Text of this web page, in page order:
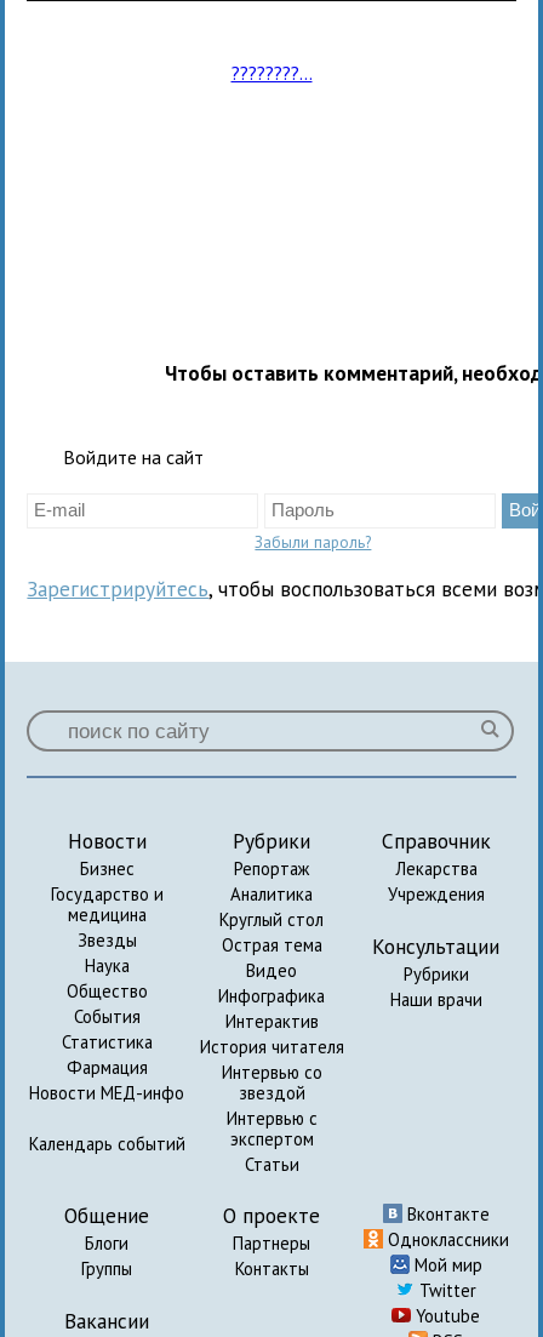
????????...
Чтобы оставить комментарий,
Войдите на сайт
Забыли пароль?
Зарегистрируйтесь, чтобы воспользоваться всеми
Новости
Бизнес
Государство и
медицина
Звезды
Наука
Общество
События
Статистика
Фармация
Новости МЕД-инфо
Календарь событий
Рубрики
Репортаж
Аналитика
Круглый стол
Острая тема
Видео
Инфографика
Интерактив
История читателя
Интервью со
звездой
Интервью с
экспертом
Статьи
Справочник
Лекарства
Учреждения
Консультации
Рубрики
Наши врачи
Общение
Блоги
Группы
Вакансии
О проекте
Партнеры
Контакты
Вконтакте
Одноклассники
Мой мир
Twitter
Youtube